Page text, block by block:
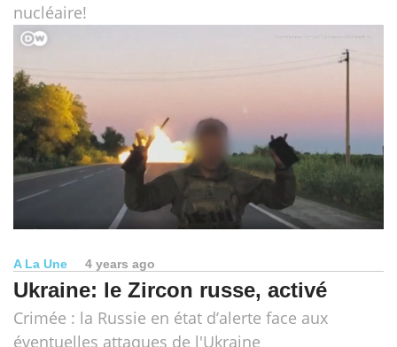
nucléaire!
A La Une 4 years ago
Ukraine: le Zircon russe, activé
Crimée : la Russie en état d’alerte face aux
éventuelles attaques de l'Ukraine